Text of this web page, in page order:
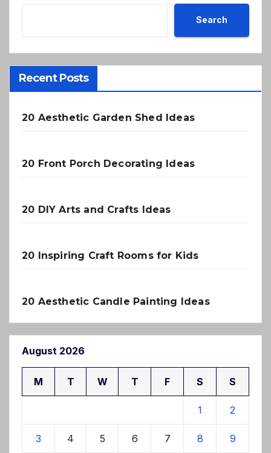
Search
Recent Posts
20 Aesthetic Garden Shed Ideas
20 Front Porch Decorating Ideas
20 DIY Arts and Crafts Ideas
20 Inspiring Craft Rooms for Kids
20 Aesthetic Candle Painting Ideas
August 2026
M T W T F S S
1 2
3 4 5 6 7 8 9